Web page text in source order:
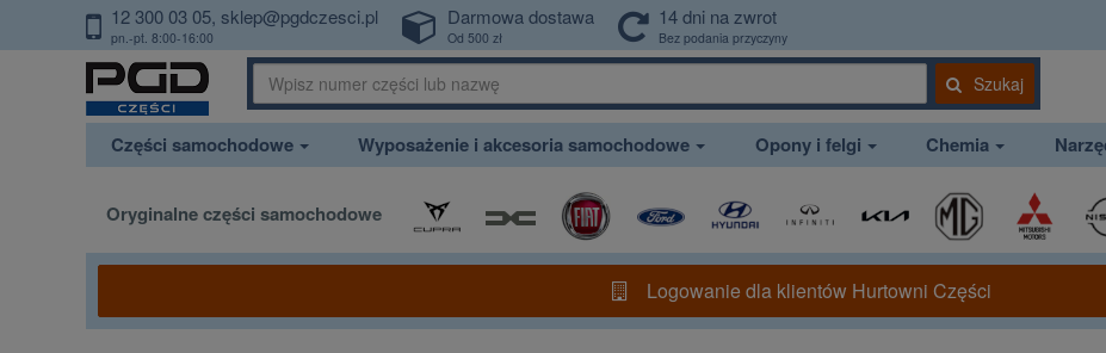
PrzejdzDoTresci
12 300 03 05 sklep@pgdczesci.pl
pn.-pt. 8:00-16:00
Darmowa dostawa
Od 500 zł
14 dni na zwrot
Bez podania przyczyny
Szukaj
Części samochodowe Wyposażenie i akcesoria samochodowe Opony i felgi Chemia
Oryginalne części samochodowe
Logowanie dla klientów Hurtowni Części